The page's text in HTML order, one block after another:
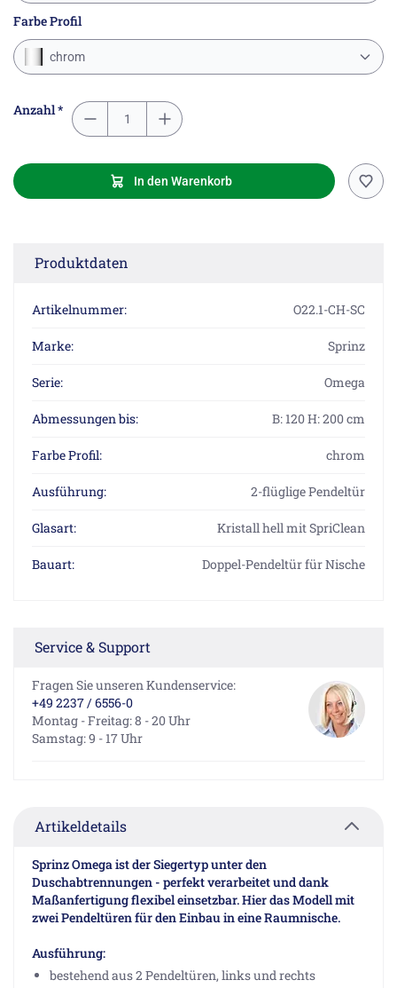
Farbe Profil
chrom
Anzahl *
In den Warenkorb
Produktdaten
Artikelnummer: O22.1-CH-SC
Marke: Sprinz
Serie: Omega
Abmessungen bis: B: 120 H: 200 cm
Farbe Profil: chrom
Ausführung: 2-flüglige Pendeltür
Glasart: Kristall hell mit SpriClean
Bauart: Doppel-Pendeltür für Nische
Service & Support
Fragen Sie unseren Kundenservice:
+49 2237 / 6556-0
Montag - Freitag: 8 - 20 Uhr
Samstag: 9 - 17 Uhr
Artikeldetails
Sprinz Omega ist der Siegertyp unter den
Duschabtrennungen - perfekt verarbeitet und dank
Maßanfertigung flexibel einsetzbar. Hier das Modell mit
zwei Pendeltüren für den Einbau in eine Raumnische.
Ausführung:
bestehend aus 2 Pendeltüren, links und rechts